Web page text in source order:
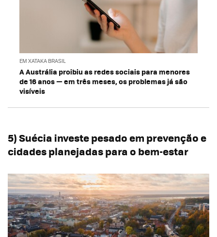
EM XATAKA BRASIL
A Austrália proibiu as redes sociais para menores
de 16 anos — em três meses, os problemas já são
visíveis
5) Suécia investe pesado em prevenção e
cidades planejadas para o bem-estar